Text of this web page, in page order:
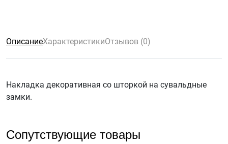
ОписаниеХарактеристикиОтзывов (0)
Накладка декоративная со шторкой на сувальдные
замки.
Сопутствующие товары